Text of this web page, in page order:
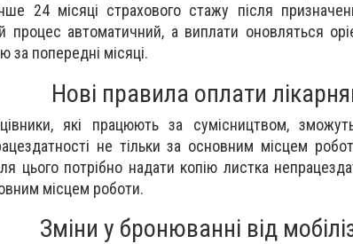
24 місяці страхового стажу після
процес автоматичний, а виплати оновляться
за попередні місяці.
Нові правила оплати
які працюють за сумісництвом,
не тільки за основним місцем
цього потрібно надати копію листка
місцем роботи.
Зміни у бронюванні від